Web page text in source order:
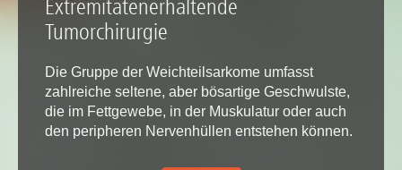
Extremitätenerhaltende
Tumorchirurgie
Die Gruppe der Weichteilsarkome umfasst
zahlreiche seltene, aber bösartige Geschwulste,
die im Fettgewebe, in der Muskulatur oder auch
den peripheren Nervenhüllen entstehen können.